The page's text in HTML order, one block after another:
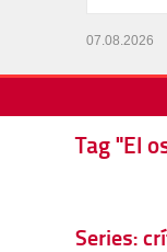
07.08.2026
Tag "El
Series: